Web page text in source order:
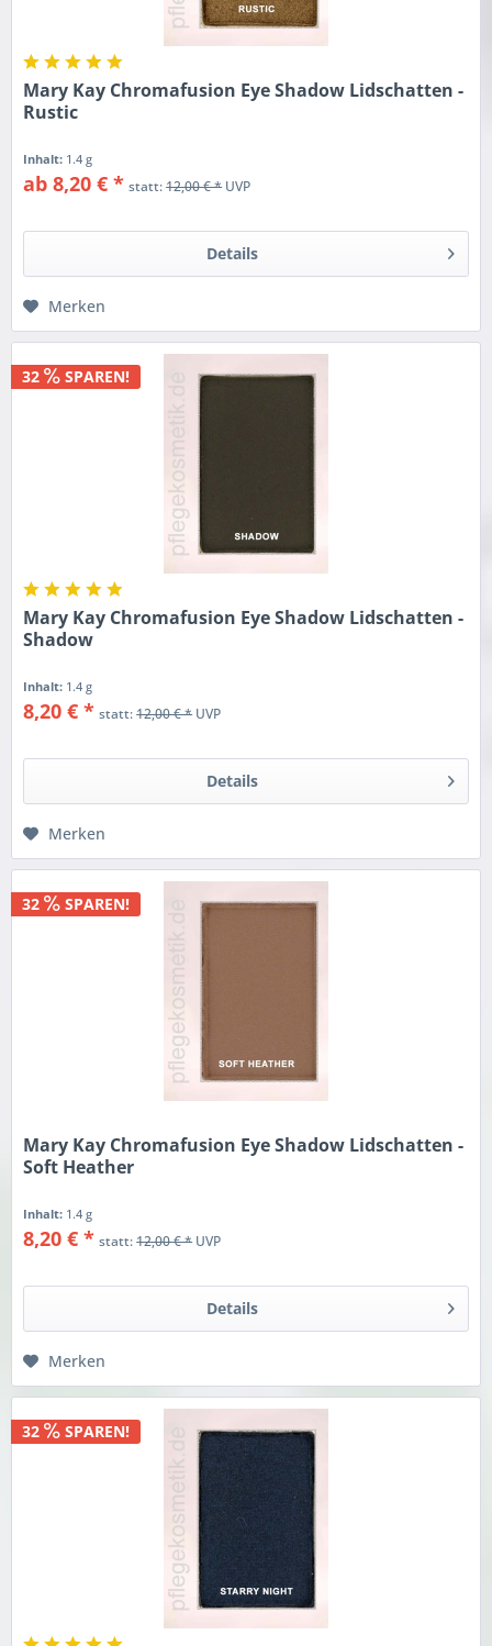
Mary Kay Chromafusion Eye Shadow Lidschatten -
Rustic
Inhalt: 1.4 g
ab 8,20 € * statt:12,00 € *UVP
Details
Merken
32 SPAREN!
Mary Kay Chromafusion Eye Shadow Lidschatten -
Shadow
Inhalt: 1.4 g
8,20 € * statt:12,00 € *UVP
Details
Merken
32 SPAREN!
Mary Kay Chromafusion Eye Shadow Lidschatten -
Soft Heather
Inhalt: 1.4 g
8,20 € * statt:12,00 € *UVP
Details
Merken
32 SPAREN!